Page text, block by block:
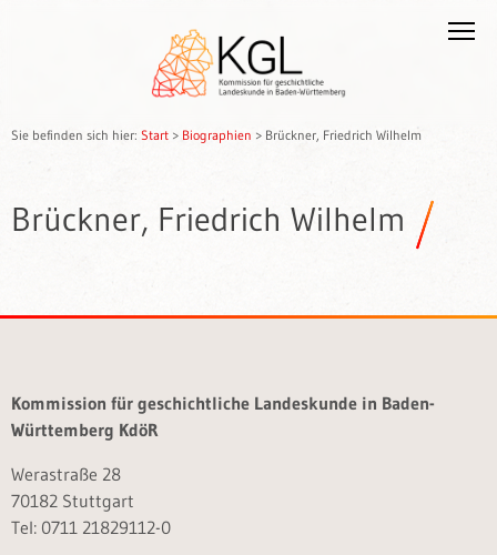
Sie befinden sich hier: Start > Biographien > Brückner, Friedrich Wilhelm
Brückner, Friedrich Wilhelm
Kommission für geschichtliche Landeskunde in Baden-
Württemberg KdöR
Werastraße 28
70182 Stuttgart
Tel: 0711 21829112-0